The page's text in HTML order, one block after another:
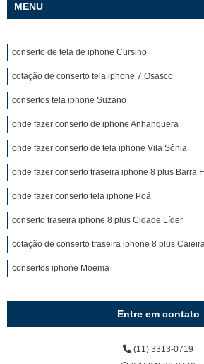
MENU
conserto de tela de iphone Cursino
cotação de conserto tela iphone 7 Osasco
consertos tela iphone Suzano
onde fazer conserto de iphone Anhanguera
onde fazer conserto de tela iphone Vila Sônia
onde fazer conserto traseira iphone 8 plus Barra
onde fazer conserto tela iphone Poá
conserto traseira iphone 8 plus Cidade Líder
cotação de conserto traseira iphone 8 plus
consertos iphone Moema
Entre em contato
(11) 3313-0719